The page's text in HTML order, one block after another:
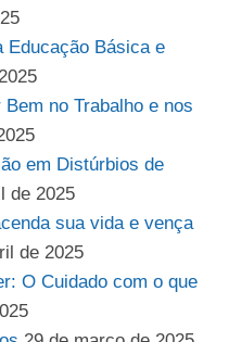
Educação Básica e
no Trabalho e nos
em Distúrbios de
de 2025
sua vida e vença
de 2025
O Cuidado com o que